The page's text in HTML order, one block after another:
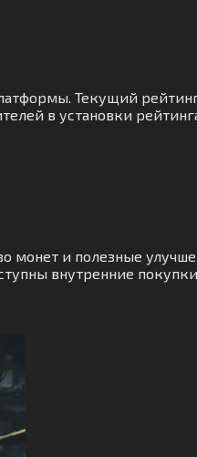
Текущий
в установки
монет и полезные
внутренние